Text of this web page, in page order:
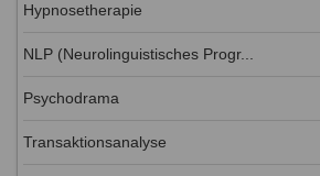
Hypnosetherapie
NLP (Neurolinguistisches Progr...
Psychodrama
Transaktionsanalyse